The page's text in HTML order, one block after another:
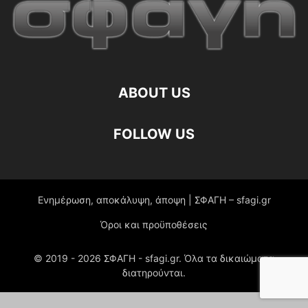
ABOUT US
FOLLOW US
Ενημέρωση, αποκάλυψη, άποψη | ΣΦΑΓΗ – sfagi.gr
Όροι και προϋποθέσεις
© 2019 - 2026 ΣΦΑΓΗ - sfagi.gr. Όλα τα δικαιώματα
διατηρούνται.